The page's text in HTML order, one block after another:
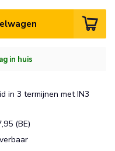
in huis
in 3 termijnen met IN3
(BE)